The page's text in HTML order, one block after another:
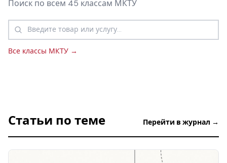
Поиск по всем 45 классам МКТУ
Все классы МКТУ →
Статьи по теме Перейти в журнал →